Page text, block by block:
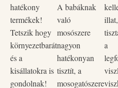
A kártyajátékot
során küldetéseket
gyűjthettek, fejleszthetitek
használhatjátok egyéni és
beszélgetésindítóként is.
mesefüzetben található.
hatékony
termékek!
Tetszik hogy
környezetbarát
és a
kisállatokra is
gondolnak!
A babáknak
való
mosószere
nagyon
hatékonyan
tisztít, a
mosogatószere
a